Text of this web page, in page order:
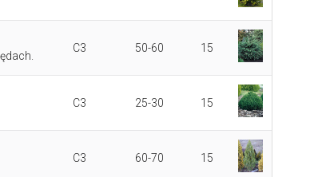
C3 50-60 15
C3 25-30 15
C3 60-70 15